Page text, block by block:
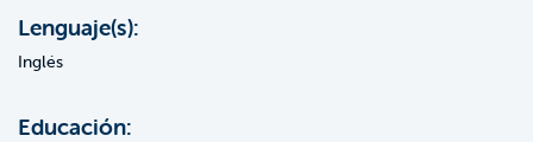
Lenguaje(s):
Inglés
Educación: